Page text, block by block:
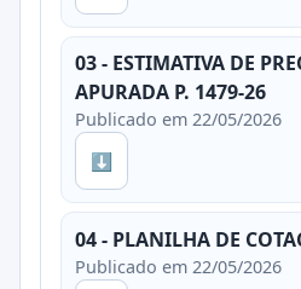
03 - ESTIMATIVA DE
APURADA P. 1479-26
Publicado em 22/05/2026
⬇
04 - PLANILHA DE
Publicado em 22/05/2026